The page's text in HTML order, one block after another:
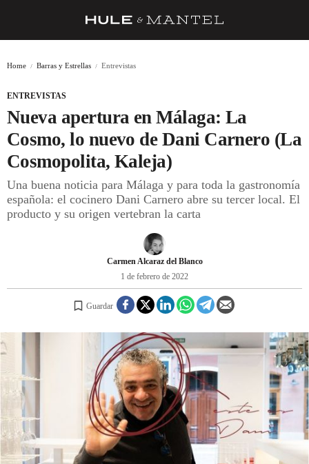
BARRAS Y ESTRELLAS
DÓNDE COMER
ÍDOLOS DE MESAS
CUADERNO DE VIAJE
REGISTRO
INICIAR SESIÓN
Home Barras y Estrellas Entrevistas
ENTREVISTAS
Nueva apertura en Málaga: La
Cosmo, lo nuevo de Dani Carnero (La
Cosmopolita, Kaleja)
Una buena noticia para Málaga y para toda la gastronomía
española: el cocinero Dani Carnero abre su tercer local. El
producto y su origen vertebran la carta
Carmen Alcaraz del Blanco
1 de febrero de 2022
Guardar